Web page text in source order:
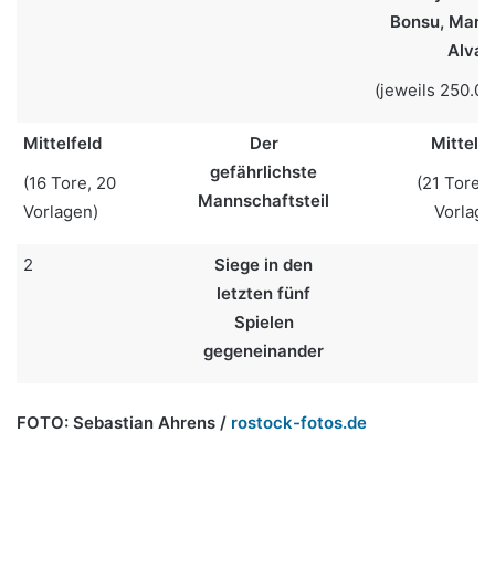
Bonsu,
(jeweils
Mittelfeld
(16 Tore, 20
Vorlagen)
Der
gefährlichste
Mannschaftsteil
(21 Tore,
2
Siege in den
letzten fünf
Spielen
gegeneinander
FOTO: Sebastian Ahrens / rostock-fotos.de